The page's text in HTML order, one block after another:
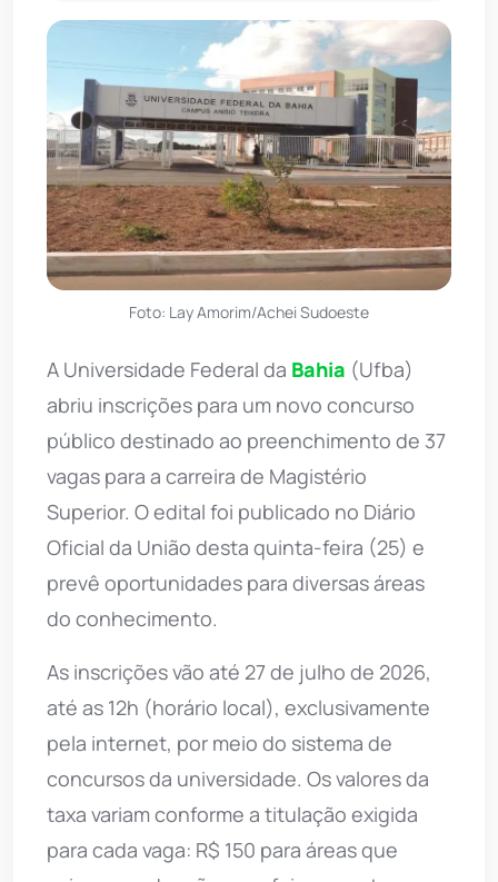
Foto: Lay Amorim/Achei Sudoeste
A Universidade Federal da Bahia (Ufba)
abriu inscrições para um novo concurso
público destinado ao preenchimento de 37
vagas para a carreira de Magistério
Superior. O edital foi publicado no Diário
Oficial da União desta quinta-feira (25) e
prevê oportunidades para diversas áreas
do conhecimento.
As inscrições vão até 27 de julho de 2026,
até as 12h (horário local), exclusivamente
pela internet, por meio do sistema de
concursos da universidade. Os valores da
taxa variam conforme a titulação exigida
para cada vaga: R$ 150 para áreas que